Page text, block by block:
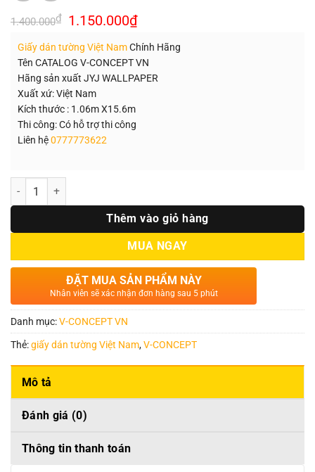
1.400.000₫ Giá
gốc
1.400.000₫.
1.150.000₫Giá
hiện
là:
1.150.000₫.
Giấy dán tường Việt NamChính Hãng
Tên CATALOG V-CONCEPT VN
Hãng sản xuất JYJ WALLPAPER
Xuất xứ: Việt Nam
Kích thước : 1.06m X15.6m
Thi công: Có hỗ trợ thi công
Liên hệ0777773622
Số lượng
Thêm vào giỏ hàng
MUA NGAY
ĐẶT MUA SẢN PHẨM NÀY
Nhân viên sẽ xác nhận đơn hàng sau 5 phút
Danh mục:V-CONCEPT VN
Thẻ:giấy dán tường Việt Nam,V-CONCEPT
Mô tả
Đánh giá (0)
Thông tin thanh toán